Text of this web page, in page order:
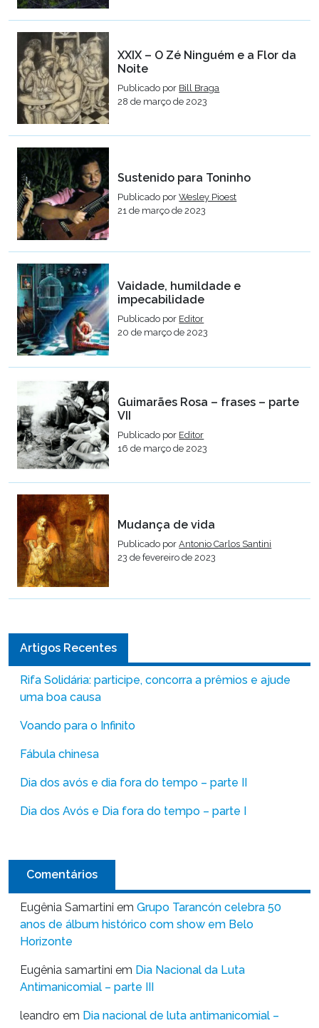
XXIX – O Zé Ninguém e a Flor da
Noite
Publicado por Bill Braga
28 de março de 2023
Sustenido para Toninho
Publicado porWesley Pioest
21 de março de 2023
Vaidade, humildade e
impecabilidade
Publicado por Editor
20 de março de 2023
Guimarães Rosa – frases – parte
VII
Publicado por Editor
16 de março de 2023
Mudança de vida
Publicado porAntonio Carlos Santini
23 de fevereiro de 2023
Artigos Recentes
Rifa Solidária: participe, concorra a prêmios e ajude
uma boa causa
Voando para o Infinito
Fábula chinesa
Dia dos avós e dia fora do tempo – parte II
Dia dos Avós e Dia fora do tempo – parte I
Comentários
Eugênia Samartini em Grupo Tarancón celebra 50
anos de álbum histórico com show em Belo
Horizonte
Eugênia samartini em Dia Nacional da Luta
Antimanicomial – parte III
leandro em Dia nacional de luta antimanicomial –